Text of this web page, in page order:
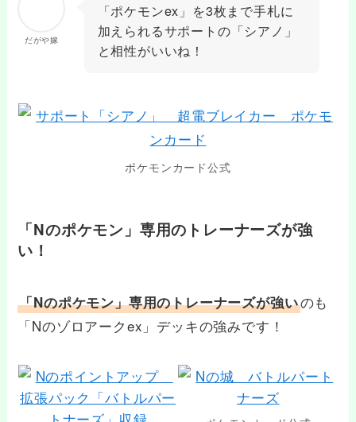
だがや嫁
「ポケモンex」を3枚まで手札に
加えられるサポートの「シアノ」
と相性がいいね！
ポケモンカード公式
「Nのポケモン」専用のトレーナーズが強
い！
「Nのポケモン」専用のトレーナーズが強いのも
「Nのゾロアークex」デッキの強みです！